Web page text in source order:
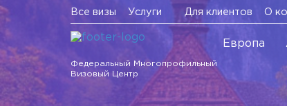
Все визы Услуги Для клиентов О
Федеральный Многопрофильный
Визовый Центр
Европа